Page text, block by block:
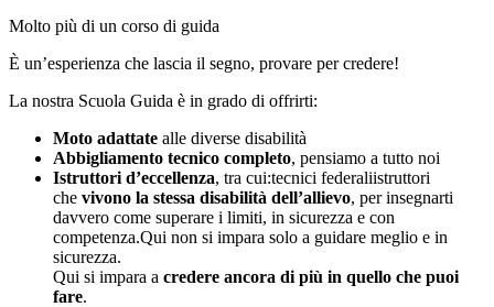
Molto più di un corso di guida
È un’esperienza che lascia il segno, provare per credere!
La nostra Scuola Guida è in grado di offrirti:
Moto adattate alle diverse disabilità
Abbigliamento tecnico completo, pensiamo a tutto noi
Istruttori d’eccellenza, tra cui:tecnici federaliistruttori
che vivono la stessa disabilità dell’allievo, per insegnarti
davvero come superare i limiti, in sicurezza e con
competenza.Qui non si impara solo a guidare meglio e in
sicurezza.
Qui si impara a credere ancora di più in quello che puoi
fare.